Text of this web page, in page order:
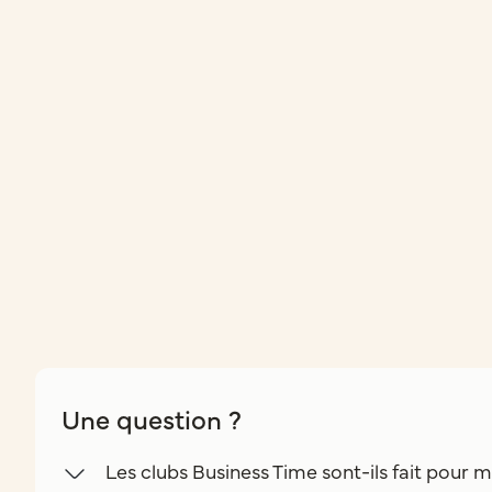
Une question ?
Les clubs Business Time sont-ils fait pour